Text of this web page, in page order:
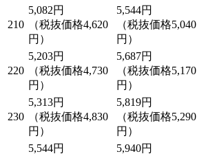
210
5,082円
（税抜価格4,620
円）
5,544円
（税抜価格5,040
円）
220
5,203円
（税抜価格4,730
円）
5,687円
（税抜価格5,170
円）
230
5,313円
（税抜価格4,830
円）
5,819円
（税抜価格5,290
円）
5,544円
5,940円